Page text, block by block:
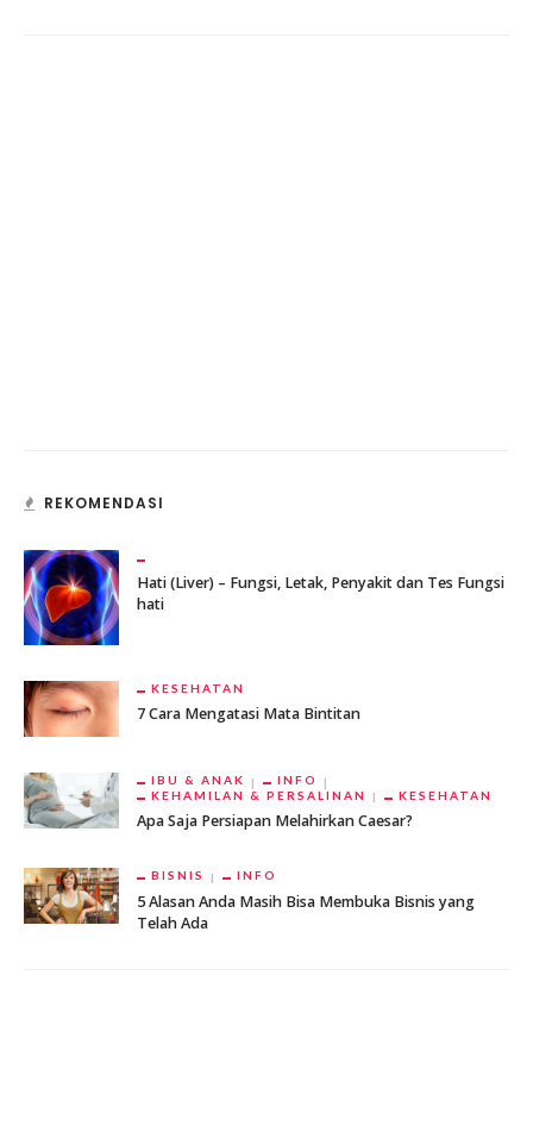
REKOMENDASI
Hati (Liver) – Fungsi, Letak, Penyakit dan Tes Fungsi
hati
KESEHATAN
7 Cara Mengatasi Mata Bintitan
IBU & ANAK
INFO
KEHAMILAN & PERSALINAN
KESEHATAN
Apa Saja Persiapan Melahirkan Caesar?
BISNIS INFO
5 Alasan Anda Masih Bisa Membuka Bisnis yang
Telah Ada